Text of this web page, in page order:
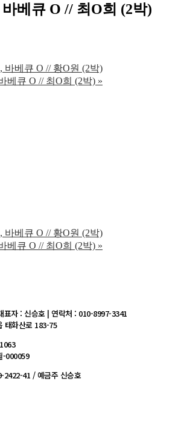
바베큐 O // 최O희 (2박)
바베큐 O // 황O원 (2박)
베큐 O // 최O희 (2박) »
바베큐 O // 황O원 (2박)
베큐 O // 최O희 (2박) »
자 : 신승호 | 연락처 : 010-8997-3341
태화산로 183-75
-000059
41 / 예금주 신승호